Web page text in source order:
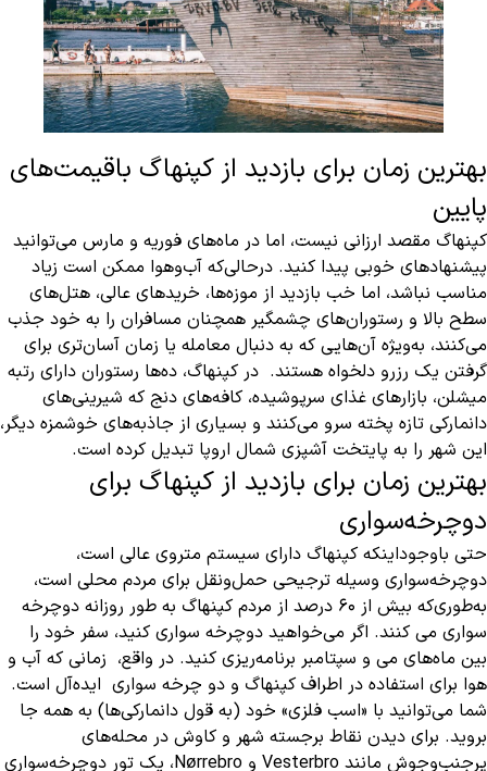
بهترین زمان برای بازدید از کپنهاگ باقیمت‌های
پایین
کپنهاگ مقصد ارزانی نیست، اما در ماه‌های فوریه و مارس می‌توانید
پیشنهادهای خوبی پیدا کنید. درحالی‌که آب‌وهوا ممکن است زیاد
مناسب نباشد، اما خب بازدید از موزه‌ها، خریدهای عالی، هتل‌های
سطح بالا و رستوران‌های چشمگیر همچنان مسافران را به خود جذب
می‌کنند، به‌ویژه آن‌هایی که به دنبال معامله یا زمان آسان‌تری برای
گرفتن یک رزرو دلخواه هستند. در کپنهاگ، ده‌ها رستوران دارای رتبه
میشلن، بازارهای غذای سرپوشیده، کافه‌های دنج که شیرینی‌های
دانمارکی تازه پخته سرو می‌کنند و بسیاری از جاذبه‌های خوشمزه دیگر،
این شهر را به پایتخت آشپزی شمال اروپا تبدیل کرده است.
بهترین زمان برای بازدید از کپنهاگ برای
دوچرخه‌سواری
حتی باوجوداینکه کپنهاگ دارای سیستم متروی عالی است،
دوچرخه‌سواری وسیله ترجیحی حمل‌ونقل برای مردم محلی است،
به‌طوری‌که بیش از 60 درصد از مردم کپنهاگ به طور روزانه دوچرخه
سواری می کنند. اگر می‌خواهید دوچرخه سواری کنید، سفر خود را
بین ماه‌های می و سپتامبر برنامه‌ریزی کنید. در واقع، زمانی که آب و
هوا برای استفاده در اطراف کپنهاگ و دو چرخه سواری ایده‌آل است.
شما می‌توانید با «اسب فلزی» خود (به قول دانمارکی‌ها) به همه جا
بروید. برای دیدن نقاط برجسته شهر و کاوش در محله‌های
پرجنب‌وجوش مانند Vesterbro و Nørrebro، یک تور دوچرخه‌سواری